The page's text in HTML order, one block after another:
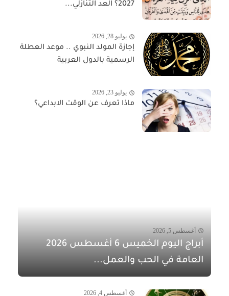
2027؟ العد التنازلي...
يوليو 28, 2026
إجازة المولد النبوي .. موعد العطلة
الرسمية بالدول العربية
يوليو 23, 2026
ماذا تعرف عن الوقت الابداعي؟
أغسطس 5, 2026
أبراج اليوم الخميس 6 أغسطس 2026
العامة في الحب والعمل...
أغسطس 4, 2026